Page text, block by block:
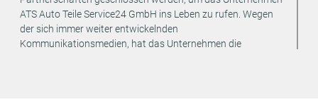
ATS Auto Teile Service24 GmbH ins Leben zu rufen. Wegen
der sich immer weiter entwickelnden
Kommunikationsmedien, hat das Unternehmen die